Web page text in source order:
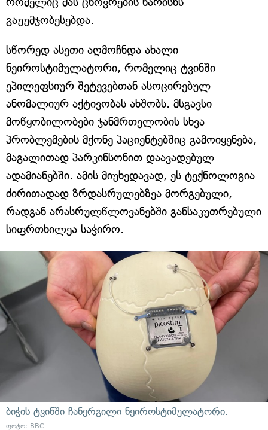
გაუუმჯობესებდა.
სწორედ ასეთი აღმოჩნდა ახალი
ნეიროსტიმულატორი, რომელიც ტვინში
ეპილეფსიურ შეტევებთან ასოცირებულ
ანომალიურ აქტივობას ახშობს. მსგავსი
მოწყობილობები ჯანმრთელობის სხვა
პრობლემების მქონე პაციენტებშიც გამოიყენება,
მაგალითად პარკინსონით დაავადებულ
ადამიანებში. ამის მიუხედავად, ეს ტექნოლოგია
ძირითადად ზრდასრულებზეა მორგებული,
რადგან არასრულწლოვანებში განსაკუთრებული
სიფრთხილეა საჭირო.
ბიჭის ტვინში ჩანერგილი ნეიროსტიმულატორი.
ფოტო: BBC